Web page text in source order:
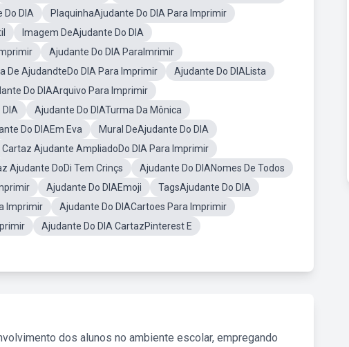
Do DIA
PlaquinhaAjudante Do DIA Para Imprimir
Imagem DeAjudante Do DIA
Ajudante Do DIA ParaImrimir
De AjudandteDo DIA Para Imprimir
Ajudante Do DIALista
Do DIAArquivo Para Imprimir
Ajudante Do DIATurma Da Mônica
Do DIAEm Eva
Mural DeAjudante Do DIA
Cartaz Ajudante AmpliadoDo DIA Para Imprimir
Ajudante DoDi Tem Crinçs
Ajudante Do DIANomes De Todos
Ajudante Do DIAEmoji
TagsAjudante Do DIA
Imprimir
Ajudante Do DIACartoes Para Imprimir
Ajudante Do DIA CartazPinterest E
dos alunos no ambiente escolar, empregando